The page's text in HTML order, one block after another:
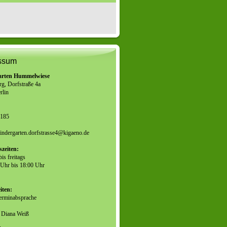
Hummelwiese
Dorfstraße 4a
freitags
bis 18:00 Uhr
Diana Weiß